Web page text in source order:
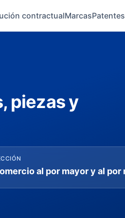
contractualMarcasPatentes
piezas y